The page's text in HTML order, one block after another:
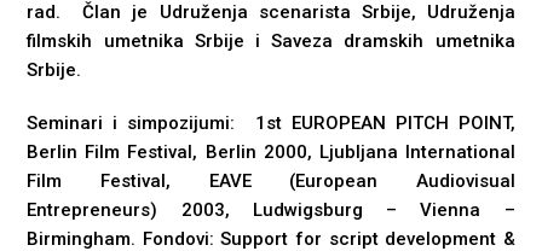
rad. Član je Udruženja scenarista Srbije, Udruženja
filmskih umetnika Srbije i Saveza dramskih umetnika
Srbije.
Seminari i simpozijumi: 1st EUROPEAN PITCH POINT,
Berlin Film Festival, Berlin 2000, Ljubljana International
Film Festival, EAVE (European Audiovisual
Entrepreneurs) 2003, Ludwigsburg – Vienna –
Birmingham. Fondovi: Support for script development &